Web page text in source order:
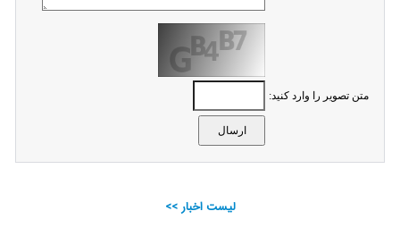
متن تصویر را وارد کنید:
لیست اخبار >>